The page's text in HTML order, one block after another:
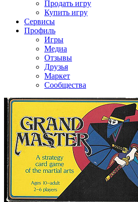
Продать игру
Купить игру
Сервисы
Профиль
Игры
Медиа
Отзывы
Друзья
Маркет
Сообщества